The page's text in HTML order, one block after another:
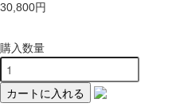
30,800円
購入数量